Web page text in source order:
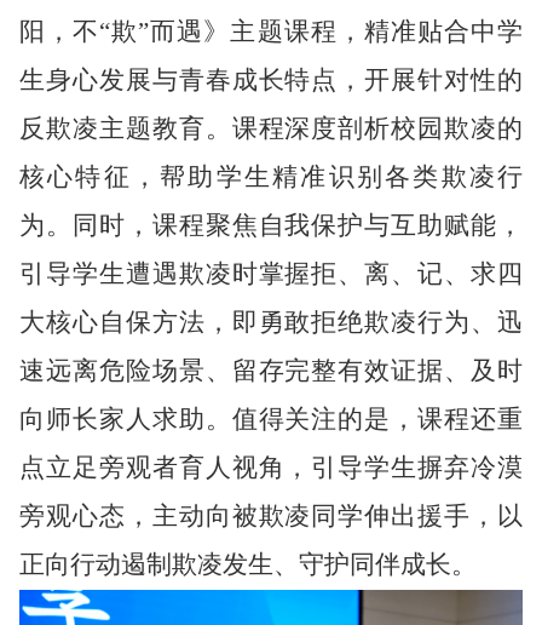
阳，不“欺”而遇》主题课程，精准贴合中学
生身心发展与青春成长特点，开展针对性的
反欺凌主题教育。课程深度剖析校园欺凌的
核心特征，帮助学生精准识别各类欺凌行
为。同时，课程聚焦自我保护与互助赋能，
引导学生遭遇欺凌时掌握拒、离、记、求四
大核心自保方法，即勇敢拒绝欺凌行为、迅
速远离危险场景、留存完整有效证据、及时
向师长家人求助。值得关注的是，课程还重
点立足旁观者育人视角，引导学生摒弃冷漠
旁观心态，主动向被欺凌同学伸出援手，以
正向行动遏制欺凌发生、守护同伴成长。